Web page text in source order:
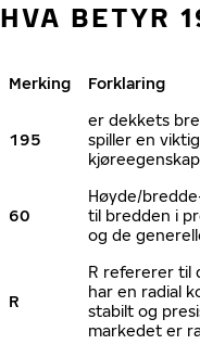
HVA BETYR
Merking Forklaring
195
er dekkets
spiller en
60
Høyde/
til bredden i
og de
R
R refererer til
har en radial
stabilt og
markedet er